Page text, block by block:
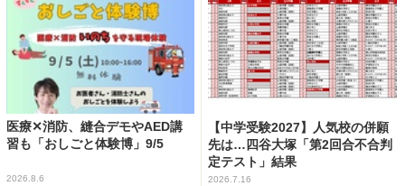
医療✕消防、縫合デモやAED講
習も「おしごと体験博」9/5
2026.8.6
【中学受験2027】人気校の併願
先は…四谷大塚「第2回合不合判
定テスト」結果
2026.7.16